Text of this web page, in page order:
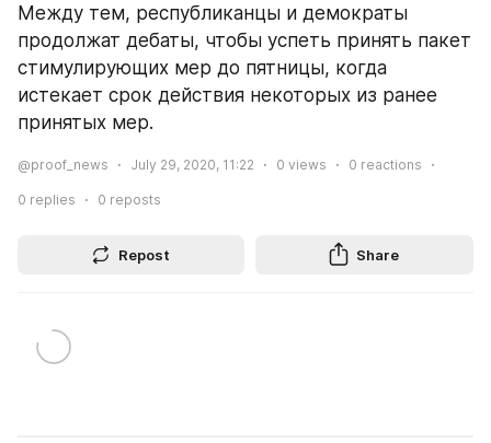
Между тем, республиканцы и демократы
продолжат дебаты, чтобы успеть принять пакет
стимулирующих мер до пятницы, когда
истекает срок действия некоторых из ранее
принятых мер.
@proof_news July 29, 2020, 11:22 0 views 0 reactions
0 replies 0 reposts
Repost Share